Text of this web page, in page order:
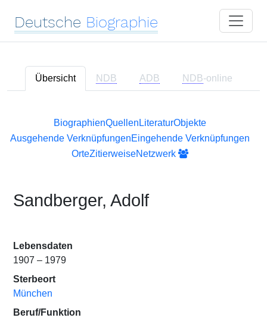
Deutsche Biographie
Übersicht NDB ADB NDB-online
BiographienQuellen LiteraturObjekte
Ausgehende VerknüpfungenEingehende Verknüpfungen
OrteZitierweiseNetzwerk
Sandberger, Adolf
Lebensdaten
1907 – 1979
Sterbeort
München
Beruf/Funktion